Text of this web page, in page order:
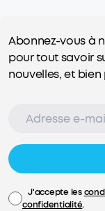
Abonnez-vous à
pour tout savoir
nouvelles, et bien
J'accepte les
confidentialité.